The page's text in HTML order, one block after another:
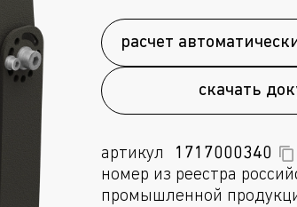
расчет
скачать
артикул
1717000340
номер из реестра
промышленной